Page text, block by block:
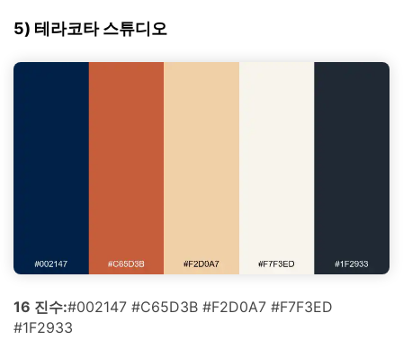
5) 테라코타 스튜디오
16 진수:#002147 #C65D3B #F2D0A7 #F7F3ED
#1F2933